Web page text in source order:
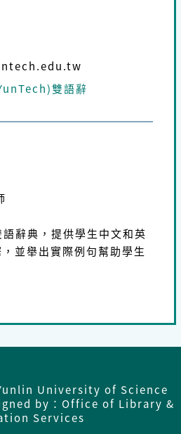
雙語辭
語辭典，提供學生中文和英
並舉出實際例句幫助學生
University of Science
by：Office of Library &
Services